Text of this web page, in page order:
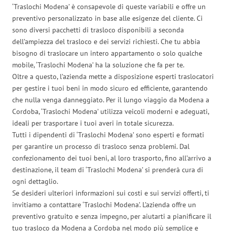
‘Traslochi Modena’ è consapevole di queste variabili e offre un
preventivo personalizzato in base alle esigenze del cliente. Ci
sono diversi pacchetti di trasloco disponibili a seconda
dell’ampiezza del trasloco e dei servizi richiesti. Che tu abbia
bisogno di traslocare un intero appartamento o solo qualche
mobile, ‘Traslochi Modena’ ha la soluzione che fa per te.
Oltre a questo, l’azienda mette a disposizione esperti traslocatori
per gestire i tuoi beni in modo sicuro ed efficiente, garantendo
che nulla venga danneggiato. Per il lungo viaggio da Modena a
Cordoba, ‘Traslochi Modena’ utilizza veicoli moderni e adeguati,
ideali per trasportare i tuoi averi in totale sicurezza.
Tutti i dipendenti di ‘Traslochi Modena’ sono esperti e formati
per garantire un processo di trasloco senza problemi. Dal
confezionamento dei tuoi beni, al loro trasporto, fino all’arrivo a
destinazione, il team di ‘Traslochi Modena’ si prenderà cura di
ogni dettaglio.
Se desideri ulteriori informazioni sui costi e sui servizi offerti, ti
invitiamo a contattare ‘Traslochi Modena’. L’azienda offre un
preventivo gratuito e senza impegno, per aiutarti a pianificare il
tuo trasloco da Modena a Cordoba nel modo più semplice e